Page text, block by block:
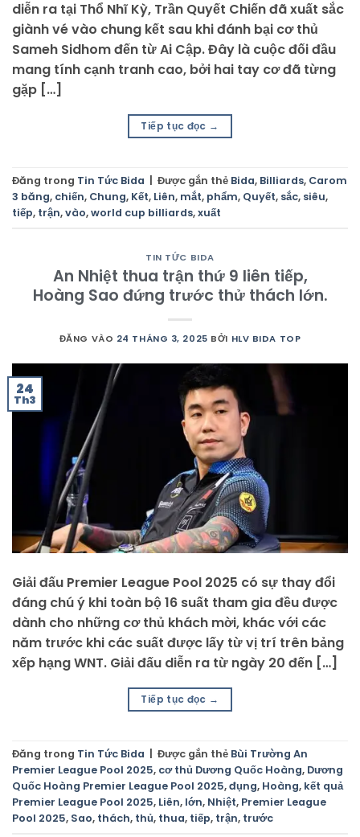
diễn ra tại Thổ Nhĩ Kỳ, Trần Quyết Chiến đã xuất sắc
giành vé vào chung kết sau khi đánh bại cơ thủ
Sameh Sidhom đến từ Ai Cập. Đây là cuộc đối đầu
mang tính cạnh tranh cao, bởi hai tay cơ đã từng
gặp […]
Tiếp tục đọc →
Đăng trong Tin Tức Bida Được gắn thẻ Bida, Billiards, Carom
3 băng, chiến, Chung, Kết, Liên, mắt, phẩm, Quyết, sắc, siêu,
tiếp, trận,vào,world cup billiards,xuất
TIN TỨC BIDA
An Nhiệt thua trận thứ 9 liên tiếp,
Hoàng Sao đứng trước thử thách lớn.
ĐĂNG VÀO 24 THÁNG 3, 2025 BỞI HLV BIDA TOP
24
Th3
Giải đấu Premier League Pool 2025 có sự thay đổi
đáng chú ý khi toàn bộ 16 suất tham gia đều được
dành cho những cơ thủ khách mời, khác với các
năm trước khi các suất được lấy từ vị trí trên bảng
xếp hạng WNT. Giải đấu diễn ra từ ngày 20 đến […]
Tiếp tục đọc →
Đăng trong Tin Tức Bida Được gắn thẻ Bùi Trường An
Premier League Pool 2025, cơ thủ Dương Quốc Hoàng, Dương
Quốc Hoàng Premier League Pool 2025,đụng, Hoàng, kết quả
Premier League Pool 2025, Liên, lớn, Nhiệt, Premier League
Pool 2025, Sao, thách, thủ, thua, tiếp, trận, trước